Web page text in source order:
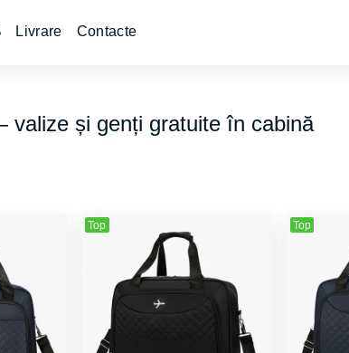
Livrare Contacte
și genți gratuite în cabină
Top Top